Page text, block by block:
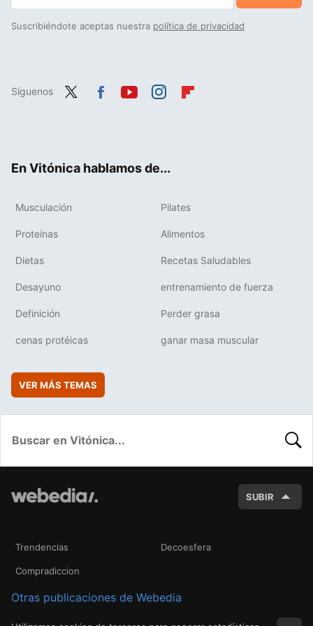
Suscribiéndote aceptas nuestra política de privacidad
Síguenos
En Vitónica hablamos de...
Musculación Pilates
Proteínas Alimentos
Dietas Recetas Saludables
Desayuno entrenamiento de fuerza
Definición Perder grasa
cenas protéicas ganar masa muscular
VER MÁS TEMAS
SUBIR
Trendencias Decoesfera
Compradiccion
Otras publicaciones de Webedia